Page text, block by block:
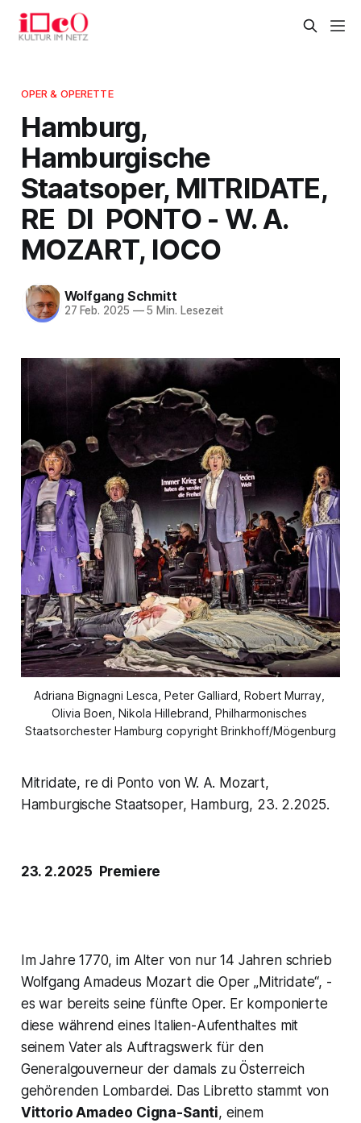
OPER & OPERETTE
Hamburg,
Hamburgische
Staatsoper, MITRIDATE,
RE DI PONTO - W. A.
MOZART, IOCO
Wolfgang Schmitt
27 Feb. 2025 —5 Min. Lesezeit
Adriana Bignagni Lesca, Peter Galliard, Robert Murray,
Olivia Boen, Nikola Hillebrand, Philharmonisches
Staatsorchester Hamburg copyright Brinkhoff/Mögenburg
Mitridate, re di Ponto von W. A. Mozart,
Hamburgische Staatsoper, Hamburg, 23. 2.2025.
23. 2.2025 Premiere
Im Jahre 1770, im Alter von nur 14 Jahren schrieb
Wolfgang Amadeus Mozart die Oper „Mitridate“, -
es war bereits seine fünfte Oper. Er komponierte
diese während eines Italien-Aufenthaltes mit
seinem Vater als Auftragswerk für den
Generalgouverneur der damals zu Österreich
gehörenden Lombardei. Das Libretto stammt von
Vittorio Amadeo Cigna-Santi, einem